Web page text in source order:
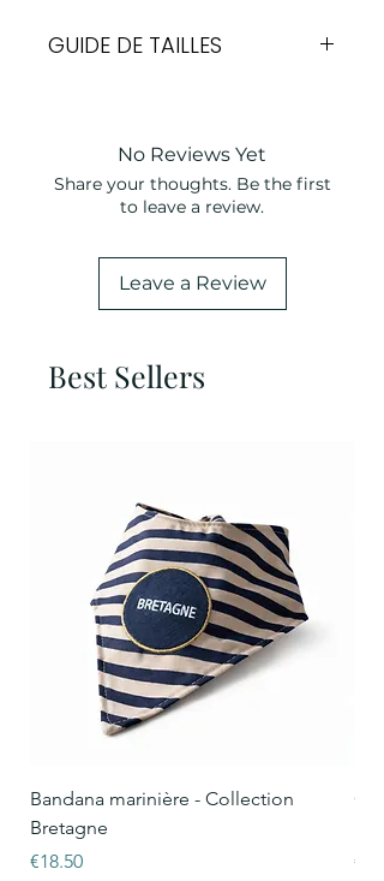
GUIDE DE TAILLES
XS25
25cm
35cm
30-38cm
38-45cm
40cm 40-50cm
45cm 45-55cm
No Reviews Yet
Share your thoughts. Be the first
to leave a review.
Leave a Review
Best Sellers
Bandana marinière - Collection
Bretagne
Price
€18.50
Price